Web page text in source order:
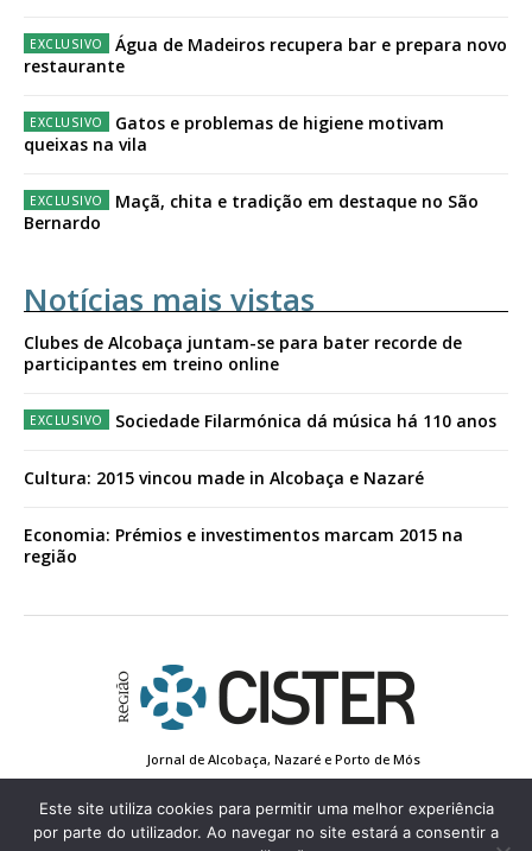
Água de Madeiros recupera bar e prepara novo
restaurante
Gatos e problemas de higiene motivam
queixas na vila
Maçã, chita e tradição em destaque no São
Bernardo
Notícias mais vistas
Clubes de Alcobaça juntam-se para bater recorde de
participantes em treino online
Sociedade Filarmónica dá música há 110 anos
Cultura: 2015 vincou made in Alcobaça e Nazaré
Economia: Prémios e investimentos marcam 2015 na
região
Jornal de Alcobaça, Nazaré e Porto de Mós
Conta de Registo
Edição Impressa
Este site utiliza cookies para permitir uma melhor experiência
por parte do utilizador. Ao navegar no site estará a consentir a